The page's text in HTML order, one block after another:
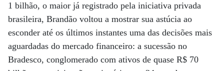
1 bilhão, o maior já registrado pela iniciativa privada
brasileira, Brandão voltou a mostrar sua astúcia ao
esconder até os últimos instantes uma das decisões mais
aguardadas do mercado financeiro: a sucessão no
Bradesco, conglomerado com ativos de quase R$ 70